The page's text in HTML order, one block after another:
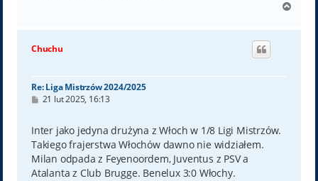
g
Chuchu
Re: Liga Mistrzów 2024/2025
P
t
21 lut 2025, 16:13
Inter jako jedyna drużyna z Włoch w 1/8 Ligi Mistrzów.
Takiego frajerstwa Włochów dawno nie widziałem.
Milan odpada z Feyenoordem, Juventus z PSV a
Atalanta z Club Brugge. Benelux 3:0 Włochy.